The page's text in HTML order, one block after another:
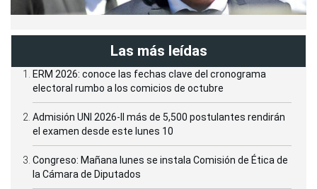
Las más leídas
ERM 2026: conoce las fechas clave del cronograma
electoral rumbo a los comicios de octubre
Admisión UNI 2026-II más de 5,500 postulantes rendirán
el examen desde este lunes 10
Congreso: Mañana lunes se instala Comisión de Ética de
la Cámara de Diputados